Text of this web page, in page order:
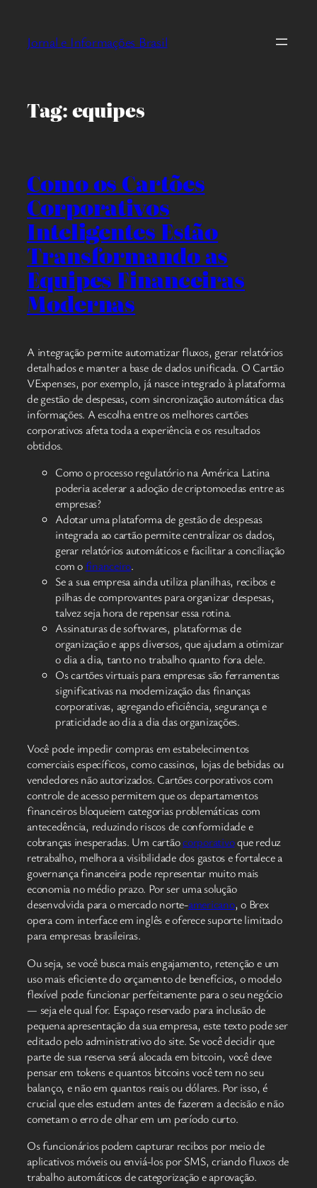
Jornal e Informações Brasil
Tag:equipes
Como os Cartões
Corporativos
Inteligentes Estão
Transformando as
Equipes Financeiras
Modernas
A integração permite automatizar fluxos, gerar relatórios
detalhados e manter a base de dados unificada. O Cartão
VExpenses, por exemplo, já nasce integrado à plataforma
de gestão de despesas, com sincronização automática das
informações. A escolha entre os melhores cartões
corporativos afeta toda a experiência e os resultados
obtidos.
Como o processo regulatório na América Latina
poderia acelerar a adoção de criptomoedas entre as
empresas?
Adotar uma plataforma de gestão de despesas
integrada ao cartão permite centralizar os dados,
gerar relatórios automáticos e facilitar a conciliação
com ofinanceiro.
Se a sua empresa ainda utiliza planilhas, recibos e
pilhas de comprovantes para organizar despesas,
talvez seja hora de repensar essa rotina.
Assinaturas de softwares, plataformas de
organização e apps diversos, que ajudam a otimizar
o dia a dia, tanto no trabalho quanto fora dele.
Os cartões virtuais para empresas são ferramentas
significativas na modernização das finanças
corporativas, agregando eficiência, segurança e
praticidade ao dia a dia das organizações.
Você pode impedir compras em estabelecimentos
comerciais específicos, como cassinos, lojas de bebidas ou
vendedores não autorizados. Cartões corporativos com
controle de acesso permitem que os departamentos
financeiros bloqueiem categorias problemáticas com
antecedência, reduzindo riscos de conformidade e
cobranças inesperadas. Um cartãocorporativoque reduz
retrabalho, melhora a visibilidade dos gastos e fortalece a
governança financeira pode representar muito mais
economia no médio prazo. Por ser uma solução
desenvolvida para o mercado norte-americano, o Brex
opera com interface em inglês e oferece suporte limitado
para empresas brasileiras.
Ou seja, se você busca mais engajamento, retenção e um
uso mais eficiente do orçamento de benefícios, o modelo
flexível pode funcionar perfeitamente para o seu negócio
— seja ele qual for. Espaço reservado para inclusão de
pequena apresentação da sua empresa, este texto pode ser
editado pelo administrativo do site. Se você decidir que
parte de sua reserva será alocada em bitcoin, você deve
pensar em tokens e quantos bitcoins você tem no seu
balanço, e não em quantos reais ou dólares. Por isso, é
crucial que eles estudem antes de fazerem a decisão e não
cometam o erro de olhar em um período curto.
Os funcionários podem capturar recibos por meio de
aplicativos móveis ou enviá-los por SMS, criando fluxos de
trabalho automáticos de categorização e aprovação.